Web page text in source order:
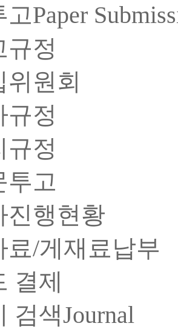
고Paper
규정
위원회
규정
규정
투고
진행현황
료/게재료납부
결제
검색Journal